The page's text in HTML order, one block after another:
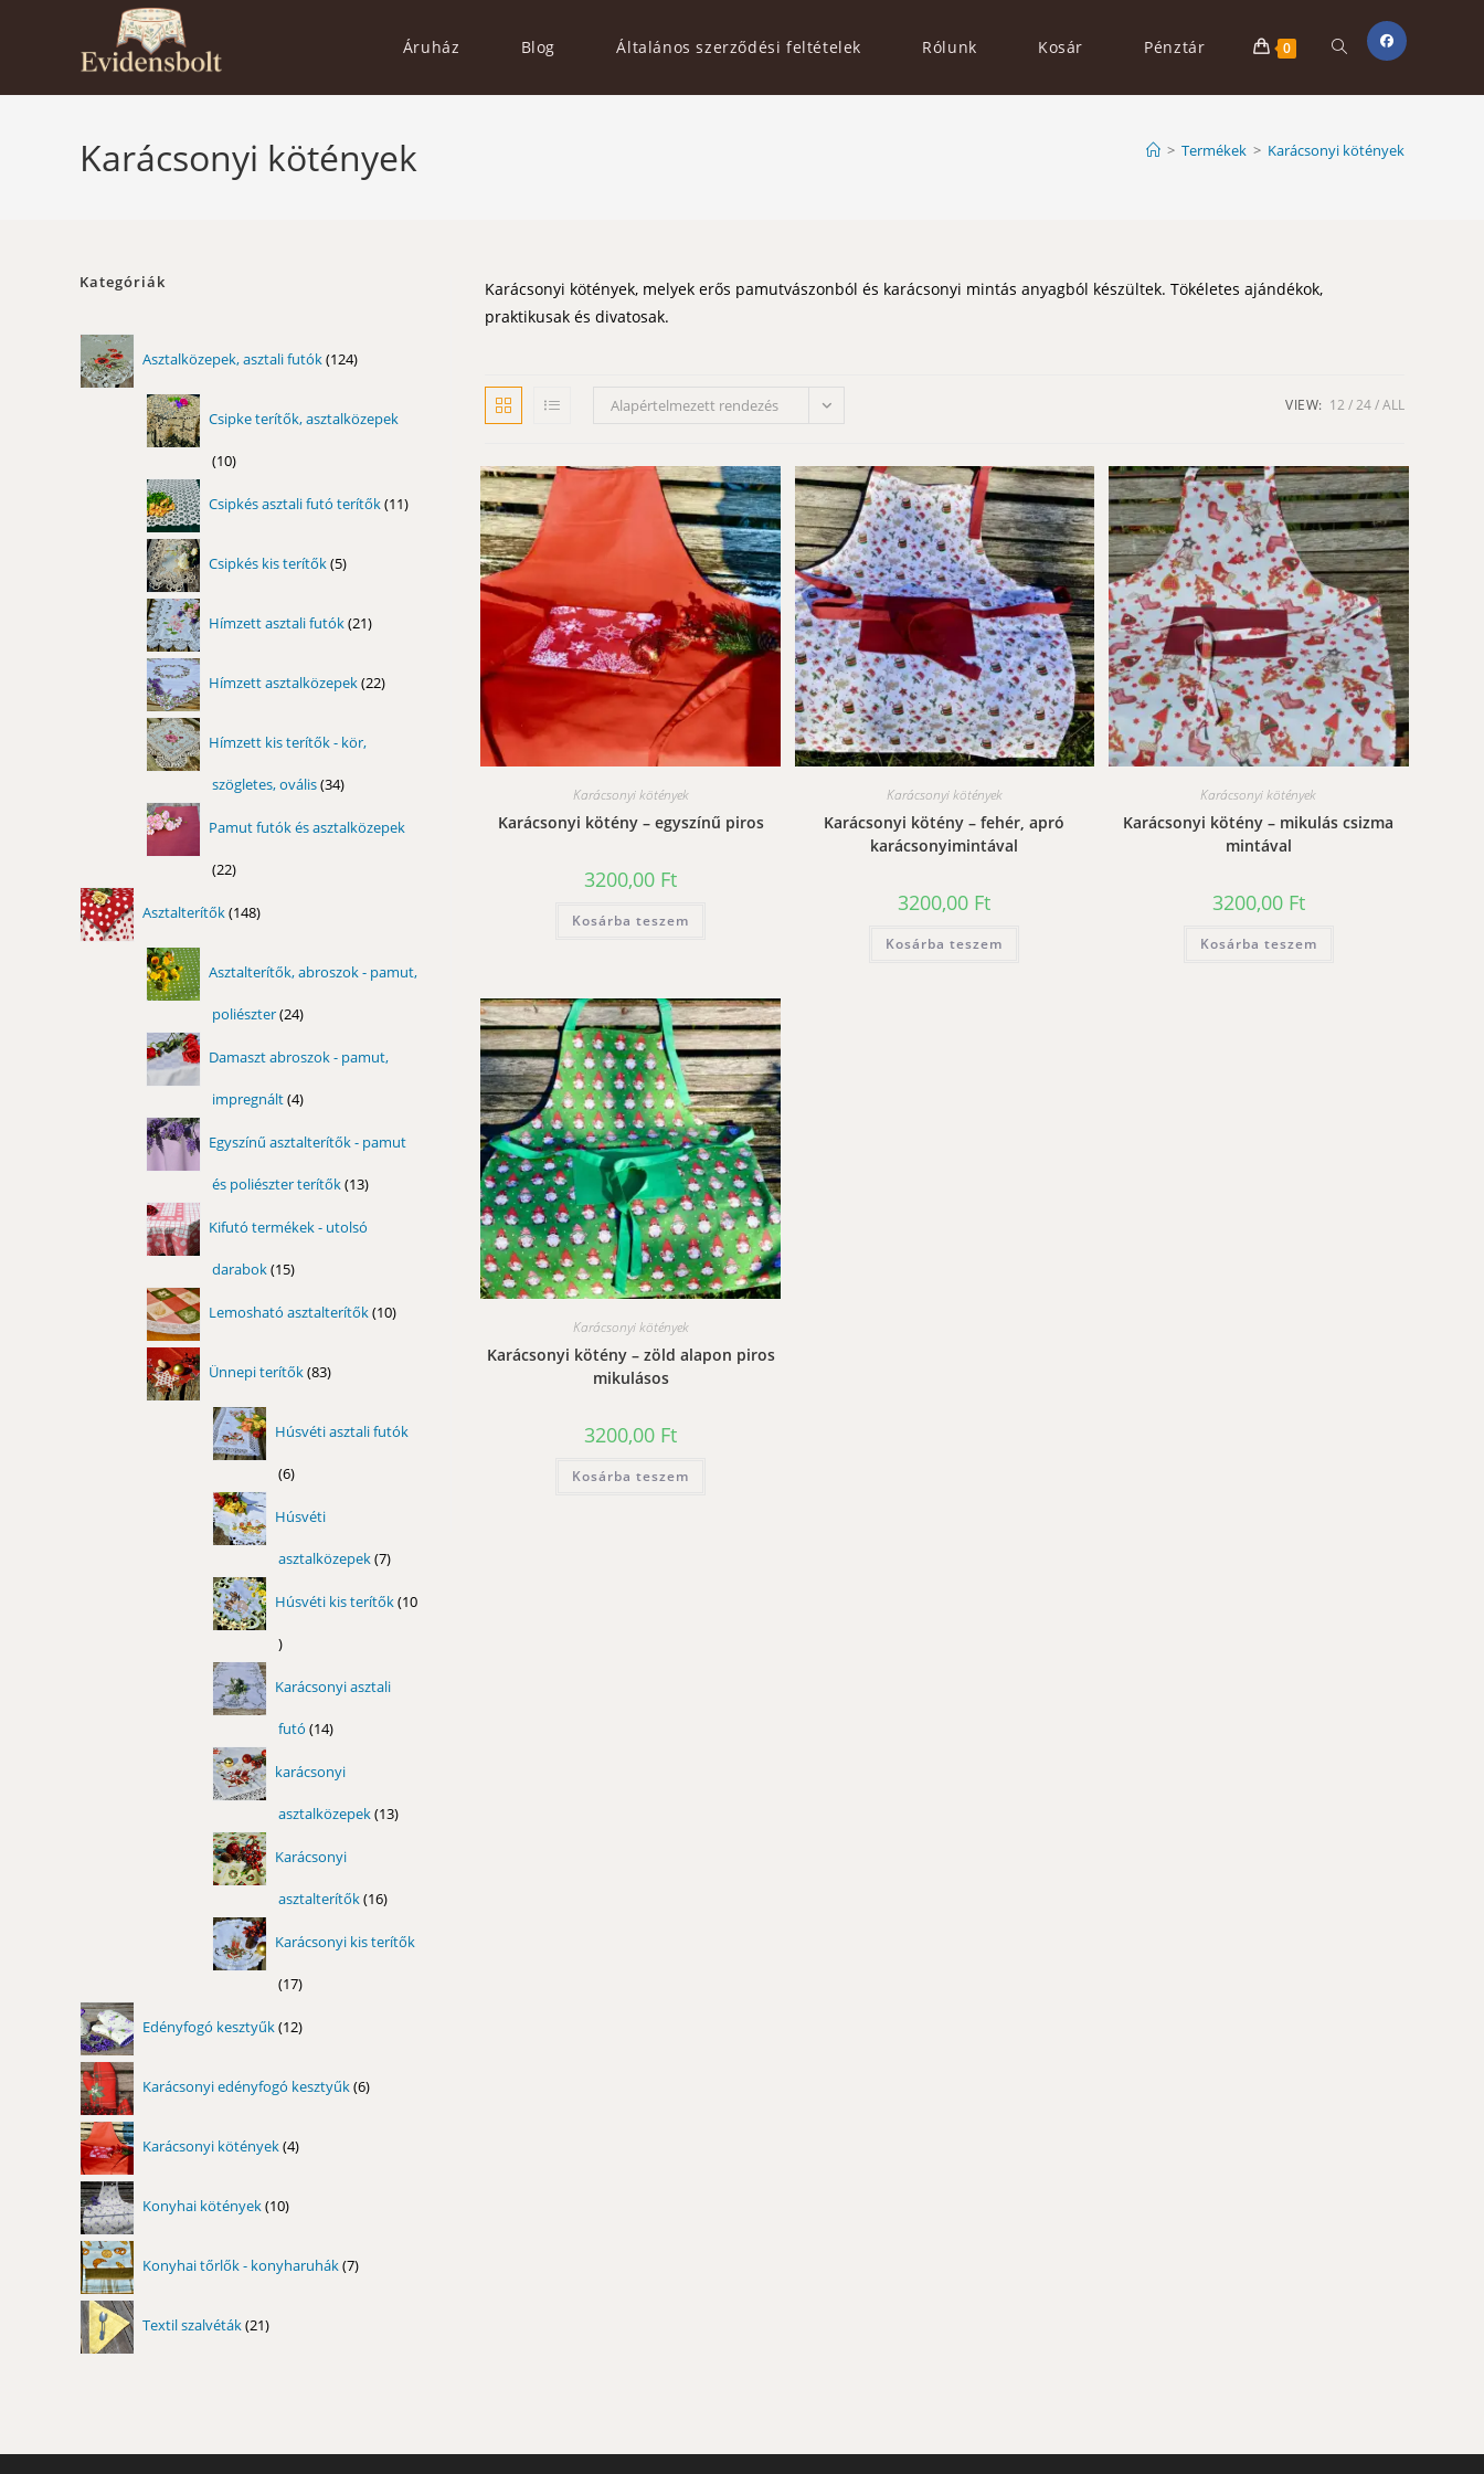
Áruház Blog Általános szerződési feltételek Rólunk Kosár Pénztár 0 Toggle
website
Karácsonyi kötények > Termékek > Karácsonyi kötények
Karácsonyi kötények, melyek erős pamutvászonból és karácsonyi mintás anyagból készültek. Tökéletes ajándékok,
praktikusak és divatosak.
Alapértelmezett rendezés VIEW: 12 24 ALL
Karácsonyi kötények
Karácsonyi kötény – egyszínű piros
3200,00 Ft
Kosárba teszem
Karácsonyi kötények
Karácsonyi kötény – fehér, apró
karácsonyimintával
3200,00 Ft
Kosárba teszem
Karácsonyi kötények
Karácsonyi kötény – mikulás csizma
mintával
3200,00 Ft
Kosárba teszem
Karácsonyi kötények
Karácsonyi kötény – zöld alapon piros
mikulásos
3200,00 Ft
Kosárba teszem
Kategóriák
Asztalközepek, asztali futók 124
termék
Csipke terítők, asztalközepek
1010
Csipkés asztali futó terítők 11
termék
Csipkés kis terítők 5
termék
Hímzett asztali futók 21
termék
Hímzett asztalközepek 22
termék
Hímzett kis terítők - kör,
szögletes, ovális 3434
Pamut futók és asztalközepek
2222
Asztalterítők 148
termék
Asztalterítők, abroszok - pamut,
poliészter 2424
Damaszt abroszok - pamut,
impregnált 44
Egyszínű asztalterítők - pamut
és poliészter terítők 1313
Kifutó termékek - utolsó
darabok 1515
Lemosható asztalterítők 10
termék
Ünnepi terítők 83
termék
Húsvéti asztali futók
66
Húsvéti
asztalközepek 77
Húsvéti kis terítők 10
10
Karácsonyi asztali
futó 1414
karácsonyi
asztalközepek 1313
Karácsonyi
asztalterítők 1616
Karácsonyi kis terítők
1717
Edényfogó kesztyűk 12
termék
Karácsonyi edényfogó kesztyűk 6
termék
Karácsonyi kötények 4
termék
Konyhai kötények 10
termék
Konyhai tőrlők - konyharuhák 7
termék
Textil szalvéták 21
termék